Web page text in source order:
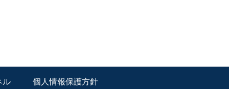
ル 個人情報保護方針